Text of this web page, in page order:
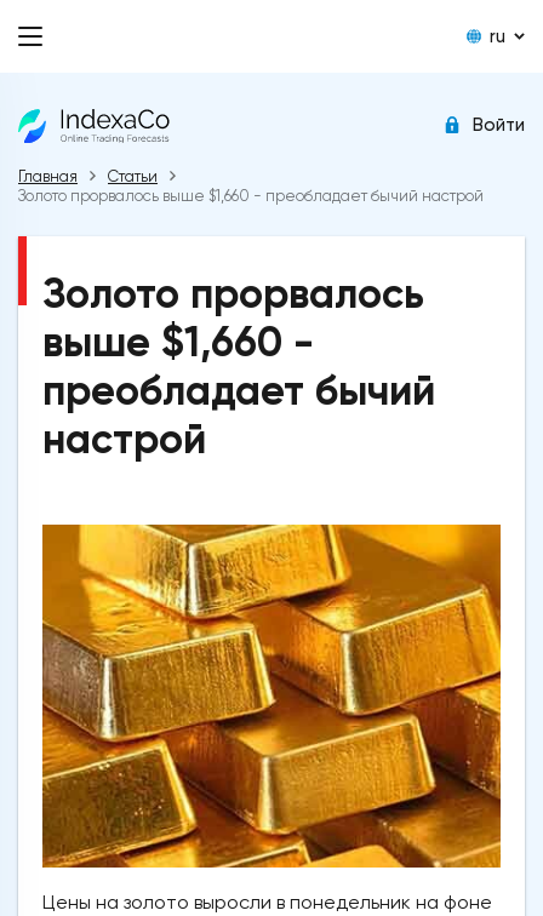
ru
Войти
Главная
Статьи
Золото прорвалось выше $1,660 - преобладает бычий настрой
Золото прорвалось
выше $1,660 -
преобладает бычий
настрой
Цены на золото выросли в понедельник на фоне